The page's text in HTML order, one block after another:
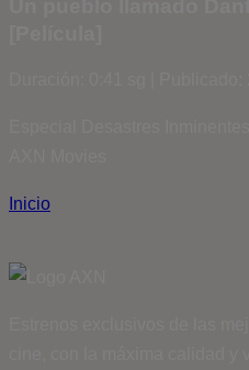
Inicio